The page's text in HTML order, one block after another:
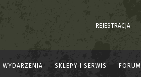
REJESTRACJA
WYDARZENIA SKLEPY I SERWIS FORUM